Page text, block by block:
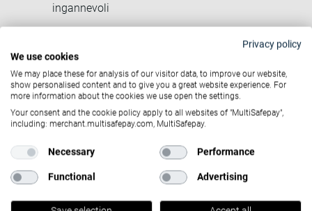
ingannevoli
Metalli preziosi (ad esempio oro, argento,
platino e palladio) come investimento
Prodotti/servizi che incitano all'odio, alla
violenza, alla discriminazione, al terrorismo, alle
Privacy policy
We use cookies
We may place these for analysis of our visitor data, to improve our website,
show personalised content and to give you a great website experience. For
more information about the cookies we use open the settings.
Your consent and the cookie policy apply to all websites of "MultiSafepay",
including: merchant.multisafepay.com, MultiSafepay.
Necessary Performance
Functional Advertising